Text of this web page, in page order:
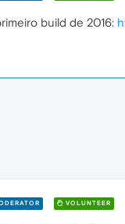
build de 2016:
VOLUNTEER